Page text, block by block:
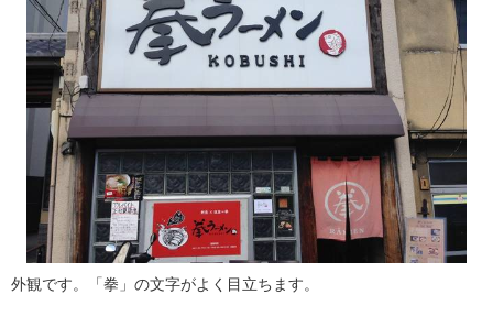
外観です。「拳」の文字がよく目立ちます。